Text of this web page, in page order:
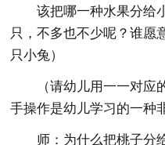
该把哪一种水果分给
只，不多也不少呢？谁愿
只小兔）
（请幼儿用一一对
手操作是幼儿学习的一种
师：为什么把桃子分